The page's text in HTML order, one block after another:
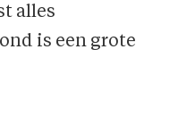
alles
is een grote